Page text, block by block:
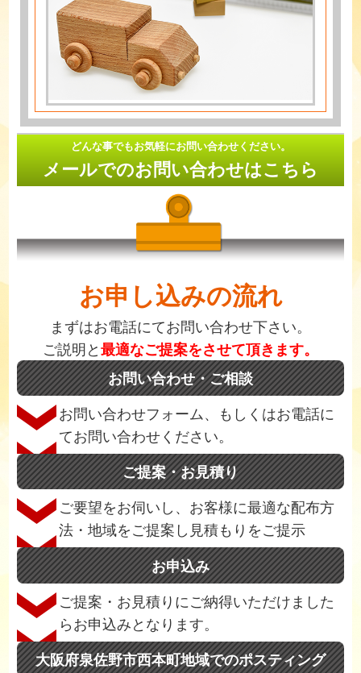
どんな事でもお気軽にお問い合わせください。
メールでのお問い合わせはこちら
お申し込みの流れ
まずはお電話にてお問い合わせ下さい。
ご説明と最適なご提案をさせて頂きます。
お問い合わせ・ご相談
お問い合わせフォーム、もしくはお電話に
てお問い合わせください。
ご提案・お見積り
ご要望をお伺いし、お客様に最適な配布方
法・地域をご提案し見積もりをご提示
お申込み
ご提案・お見積りにご納得いただけました
らお申込みとなります。
大阪府泉佐野市西本町地域でのポスティング